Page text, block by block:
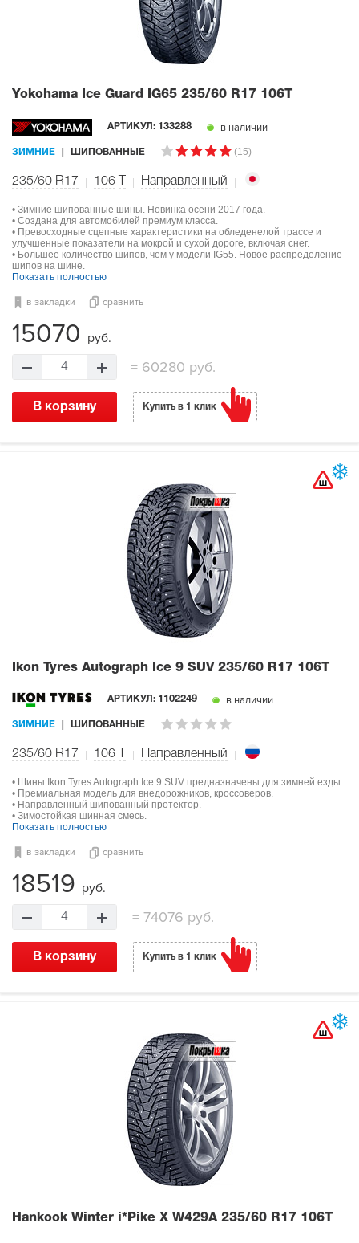
Yokohama Ice Guard IG65 235/60 R17 106T
АРТИКУЛ: 133288 в наличии
ЗИМНИЕ ШИПОВАННЫЕ (15)
235/60 R17 106 Направленный
• Зимние шипованные шины. Новинка осени 2017 года.
• Создана для автомобилей премиум класса.
• Превосходные сцепные характеристики на обледенелой трассе и
улучшенные показатели на мокрой и сухой дороге, включая снег.
• Большее количество шипов, чем у модели IG55. Новое распределение
шипов на шине.
Показать полностью
в закладки сравнить
15070 руб.
4 =60280 руб.
В корзину Купить в 1 клик
Ikon Tyres Autograph Ice 9 SUV 235/60 R17 106T
АРТИКУЛ: 1102249 в наличии
ЗИМНИЕ ШИПОВАННЫЕ
235/60 R17 106 Направленный
• Шины Ikon Tyres Autograph Ice 9 SUV предназначены для зимней езды.
• Премиальная модель для внедорожников, кроссоверов.
• Направленный шипованный протектор.
• Зимостойкая шинная смесь.
Показать полностью
в закладки сравнить
18519 руб.
4 =74076 руб.
В корзину Купить в 1 клик
Hankook Winter i*Pike X W429A 235/60 R17 106T